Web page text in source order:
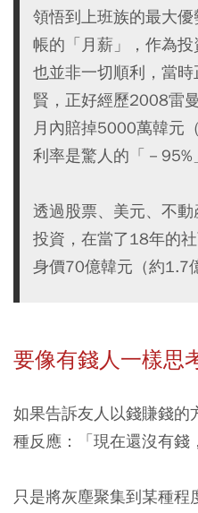
領悟到上班族的最大
帳的「月薪」，作為
也並非一切順利，當
賢，正好經歷2008雷
月內賠掉5000萬韓元
利率是驚人的「－95%
透過股票、美元、不
投資，在當了18年的
身價70億韓元（約1.7
要像有錢人一樣思
如果告訴友人以錢賺錢的
種反應：「現在還沒有錢
只是將灰塵聚集到某種